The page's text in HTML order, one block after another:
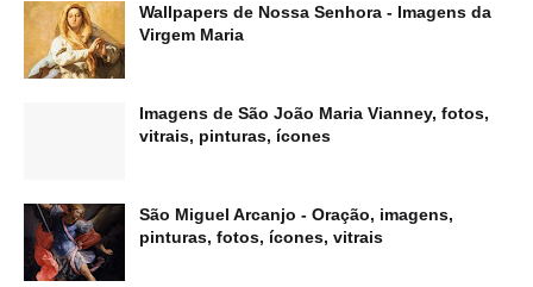
Wallpapers de Nossa Senhora - Imagens da
Virgem Maria
Imagens de São João Maria Vianney, fotos,
vitrais, pinturas, ícones
São Miguel Arcanjo - Oração, imagens,
pinturas, fotos, ícones, vitrais